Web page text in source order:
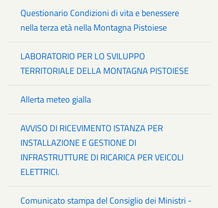
Questionario Condizioni di vita e benessere
nella terza età nella Montagna Pistoiese
LABORATORIO PER LO SVILUPPO
TERRITORIALE DELLA MONTAGNA PISTOIESE
Allerta meteo gialla
AVVISO DI RICEVIMENTO ISTANZA PER
INSTALLAZIONE E GESTIONE DI
INFRASTRUTTURE DI RICARICA PER VEICOLI
ELETTRICI.
Comunicato stampa del Consiglio dei Ministri -